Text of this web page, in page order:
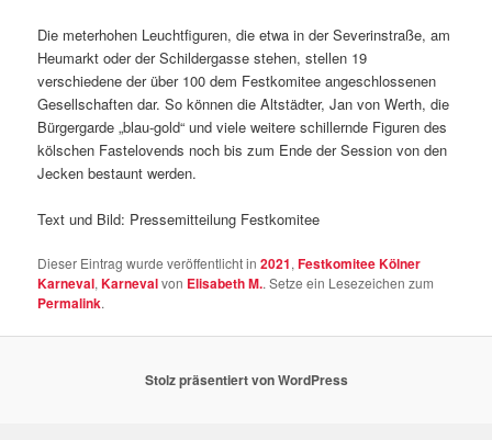
Die meterhohen Leuchtfiguren, die etwa in der Severinstraße, am
Heumarkt oder der Schildergasse stehen, stellen 19
verschiedene der über 100 dem Festkomitee angeschlossenen
Gesellschaften dar. So können die Altstädter, Jan von Werth, die
Bürgergarde „blau-gold“ und viele weitere schillernde Figuren des
kölschen Fastelovends noch bis zum Ende der Session von den
Jecken bestaunt werden.
Text und Bild: Pressemitteilung Festkomitee
Dieser Eintrag wurde veröffentlicht in2021,Festkomitee Kölner
Karneval,Karnevalvon Elisabeth M.. Setze ein Lesezeichen zum
Permalink.
Stolz präsentiert von WordPress